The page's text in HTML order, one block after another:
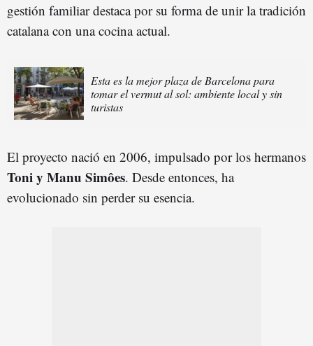
gestión familiar destaca por su forma de unir la tradición
catalana con una cocina actual.
Esta es la mejor plaza de Barcelona para
tomar el vermut al sol: ambiente local y sin
turistas
El proyecto nació en 2006, impulsado por los hermanos
Toni y Manu Simôes. Desde entonces, ha
evolucionado sin perder su esencia.